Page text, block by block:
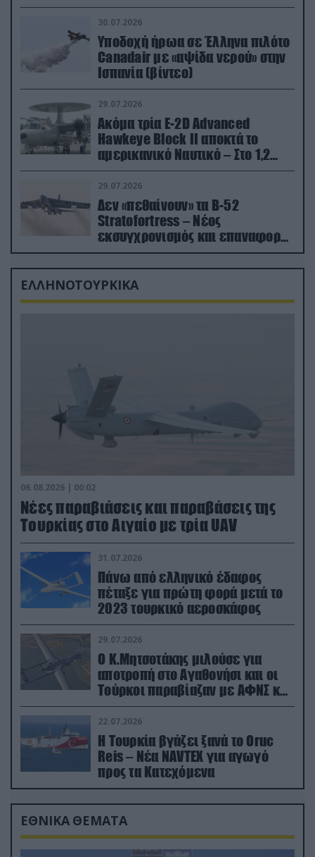
30.07.2026
Υποδοχή ήρωα σε Έλληνα πιλότο
Canadair με «αψίδα νερού» στην
Ισπανία (βίντεο)
29.07.2026
Ακόμα τρία E-2D Advanced
Hawkeye Block II αποκτά το
αμερικανικό Ναυτικό – Στο 1,2
δισ.δολάρια το κόστος
29.07.2026
Δεν «πεθαίνουν» τα Β-52
Stratofortress – Νέος
εκσυγχρονισμός και επαναφορά
από τα «νεκροταφεία»
ΕΛΛΗΝΟΤΟΥΡΚΙΚΑ
06.08.2026 | 00:02
Νέες παραβιάσεις και παραβάσεις της
Τουρκίας στο Αιγαίο με τρία UAV
31.07.2026
Πάνω από ελληνικό έδαφος
πέταξε για πρώτη φορά μετά το
2023 τουρκικό αεροσκάφος
29.07.2026
Ο Κ.Μητσοτάκης μιλούσε για
αποτροπή στο Αγαθονήσι και οι
Τούρκοι παραβίαζαν με ΑΦΝΣ και
drone
22.07.2026
Η Τουρκία βγάζει ξανά το Oruc
Reis – Νέα NAVTEX για αγωγό
προς τα Κατεχόμενα
ΕΘΝΙΚΑ ΘΕΜΑΤΑ